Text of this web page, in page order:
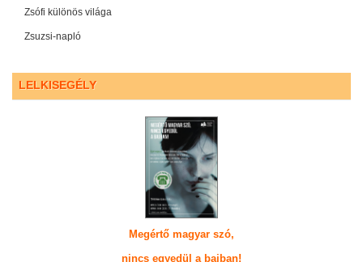
Zsófi különös világa
Zsuzsi-napló
LELKISEGÉLY
Megértő magyar szó,
nincs egyedül a bajban!